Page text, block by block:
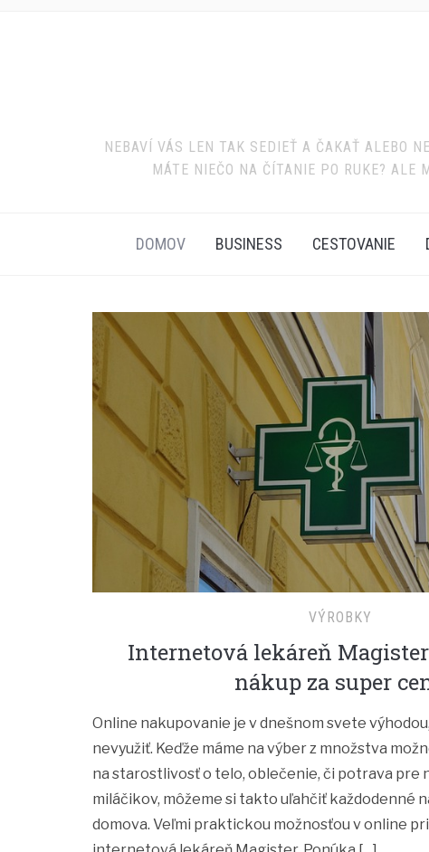
NEBAVÍ VÁS LEN TAK SEDIEŤ A ČAKAŤ ALEBO
MÁTE NIEČO NA ČÍTANIE PO RUKE? ALE
DOMOV BUSINESS CESTOVANIE
VÝROBKY
Internetová lekáreň
nákup za super
Online nakupovanie je v dnešnom svete
nevyužiť. Keďže máme na výber z množstva
na starostlivosť o telo, oblečenie, či potrava pre
miláčikov, môžeme si takto uľahčiť každodenné
domova. Veľmi praktickou možnosťou v online